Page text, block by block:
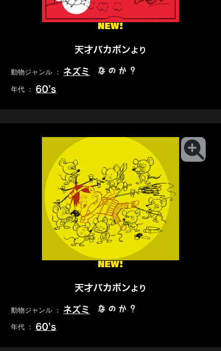
NEW!
天才バカボンより
動物ジャンル ： ネズミ なのか？
年代 ： 60’s
NEW!
天才バカボンより
動物ジャンル ： ネズミ なのか？
年代 ： 60’s